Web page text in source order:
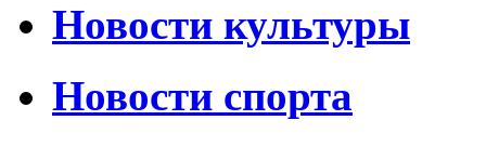
Новости культуры
Новости спорта